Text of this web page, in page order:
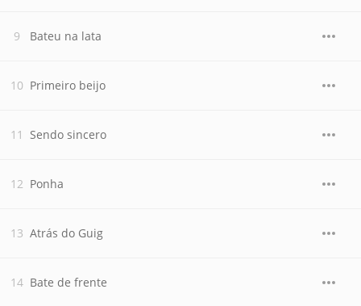
Bateu na lata
Primeiro beijo
Sendo sincero
Ponha
Atrás do Guig
Bate de frente